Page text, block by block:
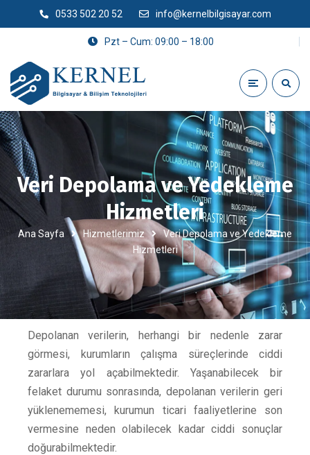
0533 502 20 52 info@kernelbilgisayar.com
Pzt – Cum: 09:00 – 18:00
Veri Depolama ve Yedekleme
Hizmetleri
Ana Sayfa Hizmetlerimiz
Veri Depolama ve Yedekleme
Hizmetleri
Depolanan verilerin, herhangi bir nedenle zarar
görmesi, kurumların çalışma süreçlerinde ciddi
zararlara yol açabilmektedir. Yaşanabilecek bir
felaket durumu sonrasında, depolanan verilerin geri
yüklenememesi, kurumun ticari faaliyetlerine son
vermesine neden olabilecek kadar ciddi sonuçlar
doğurabilmektedir.